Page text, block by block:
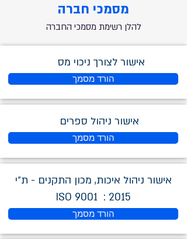
מסמכי חברה
להלן רשימת מסמכי החברה
אישור לצורך ניכוי מס
הורד מסמך
אישור ניהול ספרים
הורד מסמך
אישור ניהול איכות, מכון התקנים - ת״י
2015 : ISO 9001
הורד מסמך